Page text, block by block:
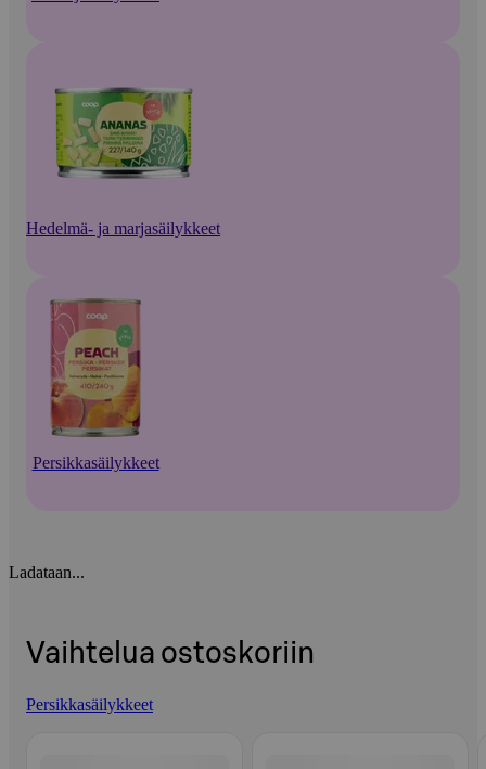
Hedelmä- ja marjasäilykkeet
Persikkasäilykkeet
Ladataan...
Vaihtelua ostoskoriin
Persikkasäilykkeet